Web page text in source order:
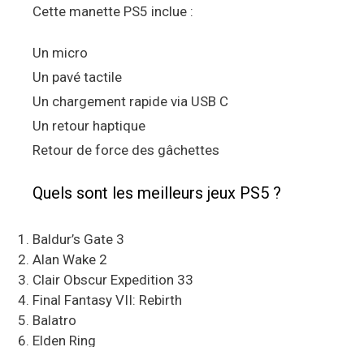
Cette manette PS5 inclue :
Un micro
Un pavé tactile
Un chargement rapide via USB C
Un retour haptique
Retour de force des gâchettes
Quels sont les meilleurs jeux PS5 ?
Baldur’s Gate 3
Alan Wake 2
Clair Obscur Expedition 33
Final Fantasy VII: Rebirth
Balatro
Elden Ring